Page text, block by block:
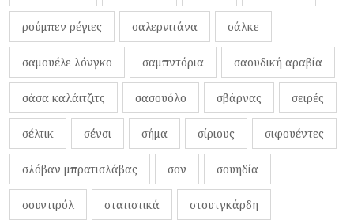
ρούμπεν ρέγιες σαλερνιτάνα σάλκε
σαμουέλε λόνγκο σαμπντόρια σαουδική αραβία
σάσα καλάιτζιτς σασουόλο σβάρνας σειρές
σέλτικ σένσι σήμα σίριους σιφουέντες
σλόβαν μπρατισλάβας σον σουηδία
σουντιρόλ στατιστικά στουτγκάρδη